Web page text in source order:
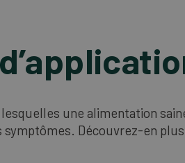
une alimentation
symptômes. Découvrez-en